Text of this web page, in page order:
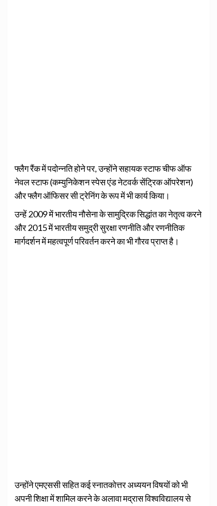
फ्लैग रैंक में पदोन्नति होने पर, उन्होंने सहायक स्टाफ चीफ ऑफ
नेवल स्टाफ (कम्युनिकेशन स्पेस एंड नेटवर्क सेंट्रिक ऑपरेशन)
और फ्लैग ऑफिसर सी ट्रेनिंग के रूप में भी कार्य किया।
उन्हें 2009 में भारतीय नौसेना के सामुद्रिक सिद्धांत का नेतृत्व करने
और 2015 में भारतीय समुद्री सुरक्षा रणनीति और रणनीतिक
मार्गदर्शन में महत्‍वपूर्ण परिवर्तन करने का भी गौरव प्राप्त है।
उन्‍होंने एमएससी सहित कई स्नातकोत्तर अध्ययन विषयों को भी
अपनी शिक्षा में शामिल करने के अलावा मद्रास विश्वविद्यालय से